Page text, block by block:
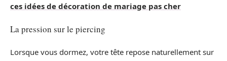
ces idées de décoration de mariage pas cher
La pression sur le piercing
Lorsque vous dormez, votre tête repose naturellement sur